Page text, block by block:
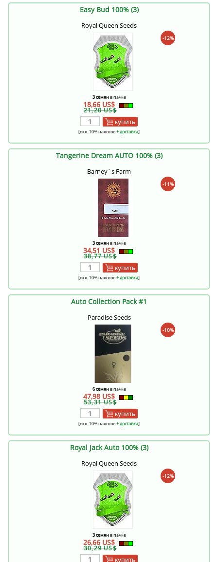
Easy Bud 100% (3)
Royal Queen Seeds
-12%
3 семянв пачке
18,66 US$
21,20 US$
купить
[вкл. 10% налогов+ доставка]
Tangerine Dream AUTO 100% (3)
Barney´s Farm
-11%
3 семянв пачке
34,51 US$
38,77 US$
купить
[вкл. 10% налогов+ доставка]
Auto Collection Pack #1
Paradise Seeds
-10%
6 семянв пачке
47,98 US$
53,31 US$
купить
[вкл. 10% налогов+ доставка]
Royal Jack Auto 100% (3)
Royal Queen Seeds
-12%
3 семянв пачке
26,66 US$
30,29 US$
купить